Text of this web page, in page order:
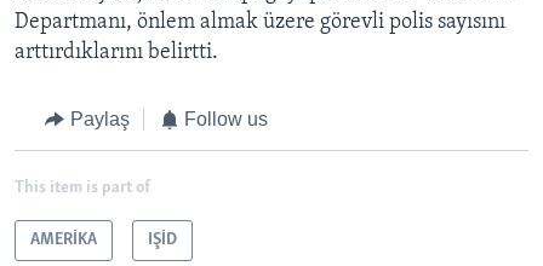
Departmanı, önlem almak üzere görevli polis sayısını
arttırdıklarını belirtti.
Paylaş Follow us
This item is part of
AMERİKA IŞİD